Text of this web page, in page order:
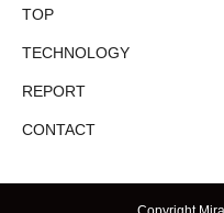
TOP
TECHNOLOGY
REPORT
CONTACT